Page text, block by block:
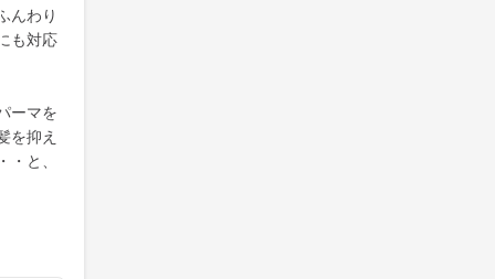
んわり
も対応
ーマを
を抑え
・と、